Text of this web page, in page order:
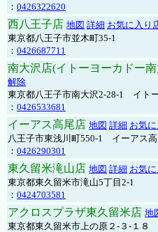
： 0426322620
西八王子店 地図 詳細 お気に入り
東京都八王子市並木町35-1
： 0426687711
南大沢店(イトーヨーカドー
解除
東京都八王子市南大沢2-28-1 イト
： 0426533681
イーアス高尾店 地図 詳細 お気
八王子市東浅川町550-1 イーアス
： 0426290301
東久留米滝山店 地図 詳細 お気
東京都東久留米市滝山5丁目2-1
： 0424703581
アクロスプラザ東久留米店 地
東京都東久留米市上の原２-３-１８